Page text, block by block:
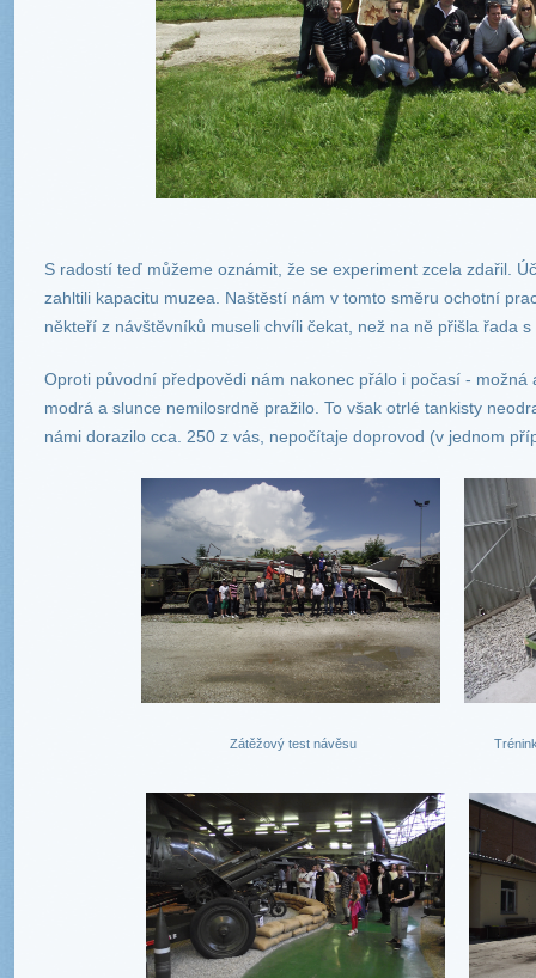
S radostí teď můžeme oznámit, že se experiment zcela zdařil.
zahltili kapacitu muzea. Naštěstí nám v tomto směru ochotní
někteří z návštěvníků museli chvíli čekat, než na ně přišla řada
Oproti původní předpovědi nám nakonec přálo i počasí -
modrá a slunce nemilosrdně pražilo. To však otrlé tankisty
námi dorazilo cca. 250 z vás, nepočítaje doprovod (v jednom
Zátěžový test návěsu